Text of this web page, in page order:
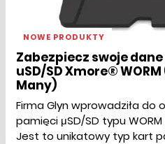
NOWE PRODUKTY
Zabezpiecz swoje
uSD/SD Xmore®
Many)
Firma Glyn wprowadziła
pamięci μSD/SD typu
Jest to unikatowy typ kart